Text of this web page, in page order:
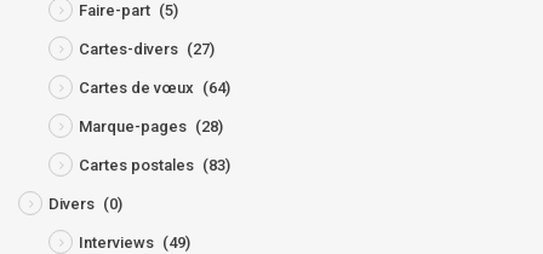
Faire-part (5)
Cartes-divers (27)
Cartes de vœux (64)
Marque-pages (28)
Cartes postales (83)
Divers (0)
Interviews (49)